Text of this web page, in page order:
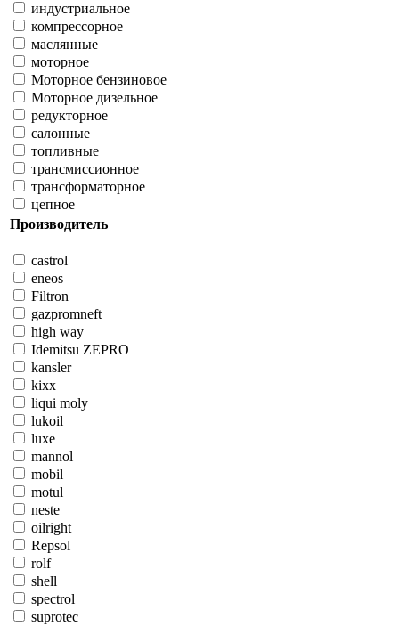
индустриальное
компрессорное
маслянные
моторное
Моторное бензиновое
Моторное дизельное
редукторное
салонные
топливные
трансмиссионное
трансформаторное
цепное
Производитель
castrol
eneos
Filtron
gazpromneft
high way
Idemitsu ZEPRO
kansler
kixx
liqui moly
lukoil
luxe
mannol
mobil
motul
neste
oilright
Repsol
rolf
shell
spectrol
suprotec